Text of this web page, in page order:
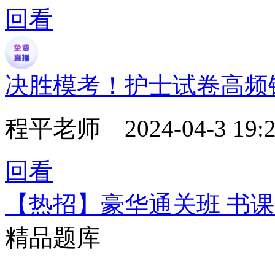
回看
决胜模考！护士试卷高
程平老师 2024-04-3
回看
【热招】豪华通关班 书
精品题库